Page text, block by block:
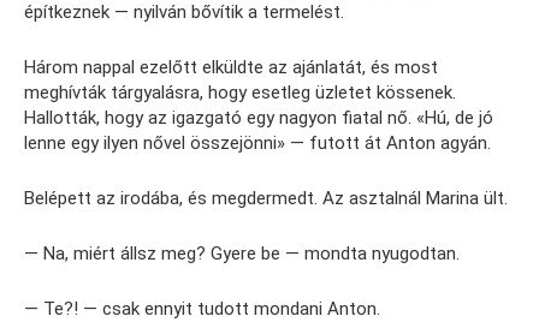
építkeznek — nyilván bővítik a termelést.
Három nappal ezelőtt elküldte az ajánlatát, és most
meghívták tárgyalásra, hogy esetleg üzletet kössenek.
Hallották, hogy az igazgató egy nagyon fiatal nő. «Hú, de jó
lenne egy ilyen nővel összejönni» — futott át Anton agyán.
Belépett az irodába, és megdermedt. Az asztalnál Marina ült.
— Na, miért állsz meg? Gyere be — mondta nyugodtan.
— Te?! — csak ennyit tudott mondani Anton.